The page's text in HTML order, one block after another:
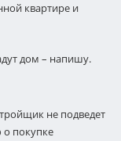
квартире и
дом – напишу.
не подведет
о покупке